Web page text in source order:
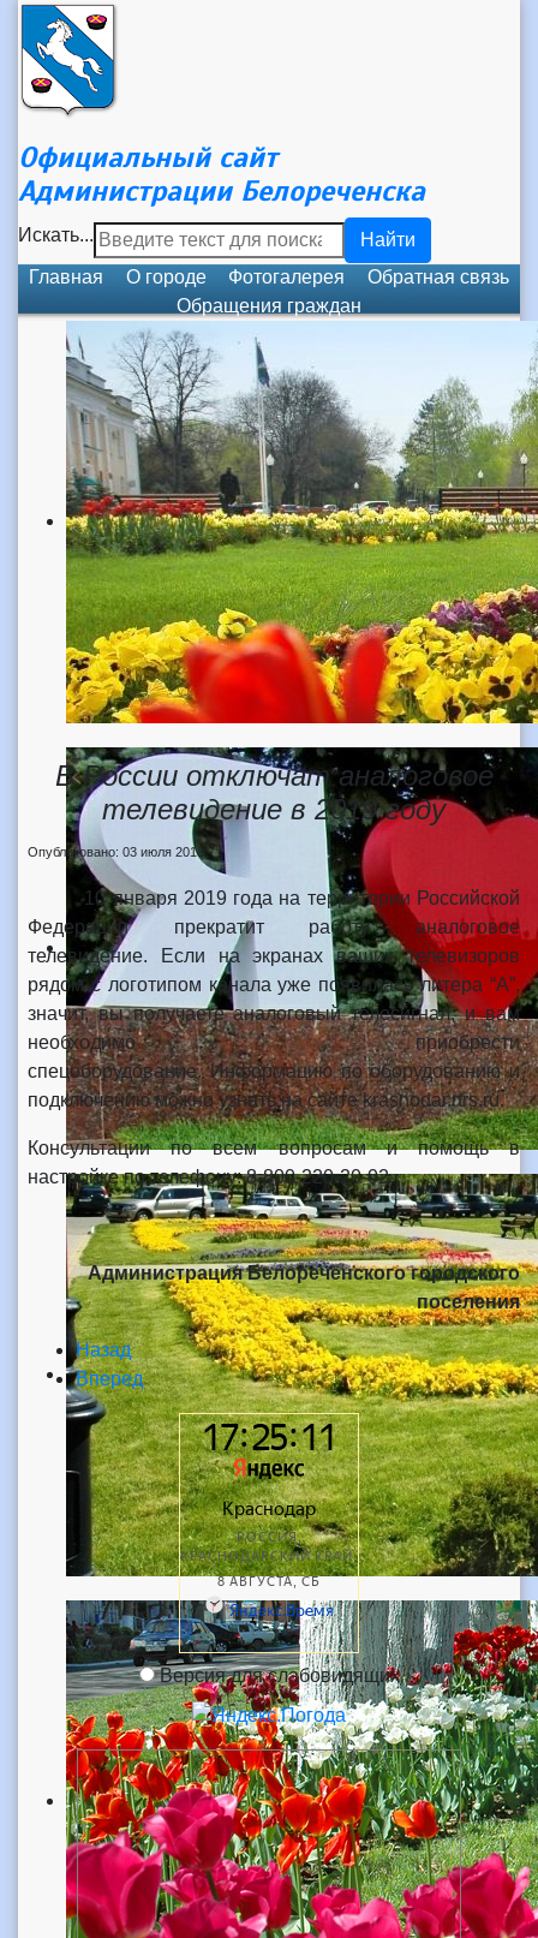
Официальный сайт
Администрации Белореченска
Искать...
Найти
Главная
О городе Фотогалерея
Обратная связь
Обращения граждан
В России отключат аналоговое
телевидение в 2019 году
Опубликовано: 03 июля 2018
10 января 2019 года на территории Российской
Федерации прекратит работу аналоговое
телевидение. Если на экранах ваших телевизоров
рядом с логотипом канала уже появилась литера “А”,
значит, вы получаете аналоговый телесигнал, и вам
необходимо приобрести
спецоборудование. Информацию по оборудованию и
подключению можно узнать на сайте krasnodar.rtrs.ru.
Консультации по всем вопросам и помощь в
настройке по телефону: 8-800-220-20-02.
Администрация Белореченского городского
поселения
Назад
Вперед
Версия для слабовидящих